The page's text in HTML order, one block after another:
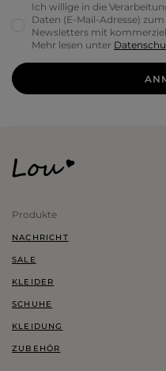
Ich willige in die
Daten (E-Mail-Adresse)
Newsletters mit
Mehr lesen unter
Produkte
NACHRICHT
SALE
KLEIDER
SCHUHE
KLEIDUNG
ZUBEHÖR